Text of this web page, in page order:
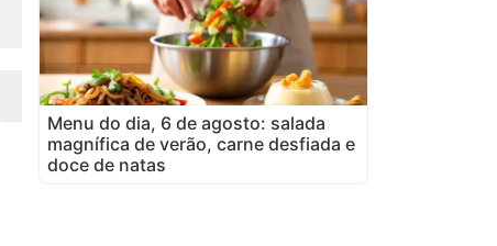
Menu do dia, 6 de agosto: salada
magnífica de verão, carne desfiada e
doce de natas